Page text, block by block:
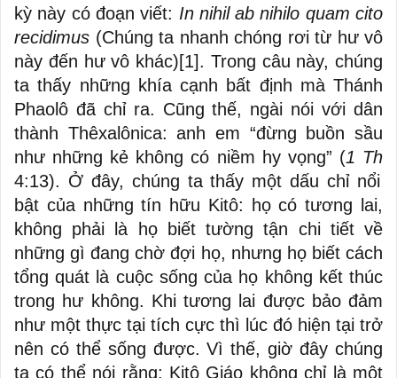
kỳ này có đoạn viết: In nihil ab nihilo quam cito
recidimus (Chúng ta nhanh chóng rơi từ hư vô
này đến hư vô khác)[1]. Trong câu này, chúng
ta thấy những khía cạnh bất định mà Thánh
Phaolô đã chỉ ra. Cũng thế, ngài nói với dân
thành Thêxalônica: anh em “đừng buồn sầu
như những kẻ không có niềm hy vọng” (1 Th
4:13). Ở đây, chúng ta thấy một dấu chỉ nổi
bật của những tín hữu Kitô: họ có tương lai,
không phải là họ biết tường tận chi tiết về
những gì đang chờ đợi họ, nhưng họ biết cách
tổng quát là cuộc sống của họ không kết thúc
trong hư không. Khi tương lai được bảo đảm
như một thực tại tích cực thì lúc đó hiện tại trở
nên có thể sống được. Vì thế, giờ đây chúng
ta có thể nói rằng: Kitô Giáo không chỉ là một